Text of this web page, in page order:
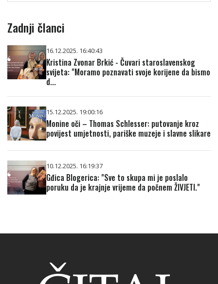
Zadnji članci
16.12.2025. 16:40:43
Kristina Zvonar Brkić - Čuvari staroslavenskog
svijeta: "Moramo poznavati svoje korijene da bismo
d...
15.12.2025. 19:00:16
Monine oči – Thomas Schlesser: putovanje kroz
povijest umjetnosti, pariške muzeje i slavne slikare
10.12.2025. 16:19:37
Gđica Blogerica: "Sve to skupa mi je poslalo
poruku da je krajnje vrijeme da počnem ŽIVJETI."